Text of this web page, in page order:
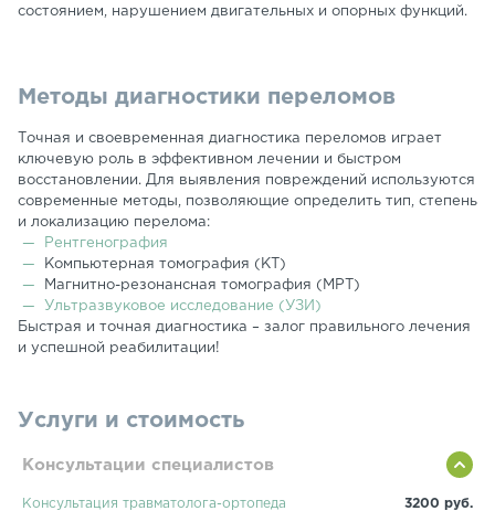
состоянием, нарушением двигательных и опорных функций.
Методы диагностики переломов
Точная и своевременная диагностика переломов играет
ключевую роль в эффективном лечении и быстром
восстановлении. Для выявления повреждений используются
современные методы, позволяющие определить тип, степень
и локализацию перелома:
Рентгенография
Компьютерная томография (КТ)
Магнитно-резонансная томография (МРТ)
Ультразвуковое исследование (УЗИ)
Быстрая и точная диагностика – залог правильного лечения
и успешной реабилитации!
Услуги и стоимость
Консультации специалистов
Консультация травматолога-ортопеда 3200 руб.